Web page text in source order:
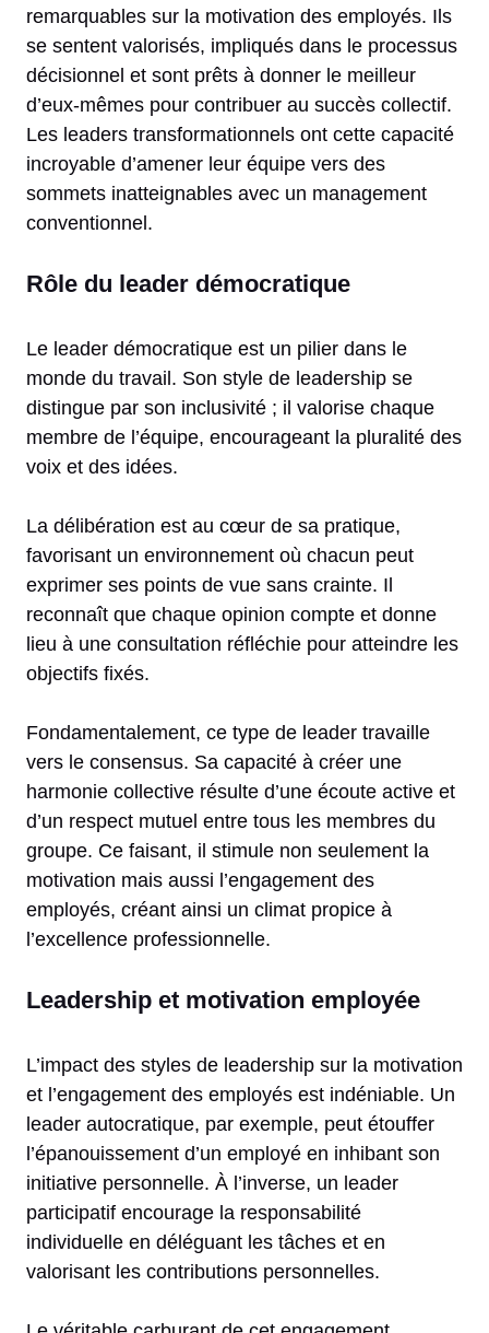
remarquables sur la motivation des employés. Ils
se sentent valorisés, impliqués dans le processus
décisionnel et sont prêts à donner le meilleur
d’eux-mêmes pour contribuer au succès collectif.
Les leaders transformationnels ont cette capacité
incroyable d’amener leur équipe vers des
sommets inatteignables avec un management
conventionnel.
Rôle du leader démocratique
Le leader démocratique est un pilier dans le
monde du travail. Son style de leadership se
distingue par son inclusivité ; il valorise chaque
membre de l’équipe, encourageant la pluralité des
voix et des idées.
La délibération est au cœur de sa pratique,
favorisant un environnement où chacun peut
exprimer ses points de vue sans crainte. Il
reconnaît que chaque opinion compte et donne
lieu à une consultation réfléchie pour atteindre les
objectifs fixés.
Fondamentalement, ce type de leader travaille
vers le consensus. Sa capacité à créer une
harmonie collective résulte d’une écoute active et
d’un respect mutuel entre tous les membres du
groupe. Ce faisant, il stimule non seulement la
motivation mais aussi l’engagement des
employés, créant ainsi un climat propice à
l’excellence professionnelle.
Leadership et motivation employée
L’impact des styles de leadership sur la motivation
et l’engagement des employés est indéniable. Un
leader autocratique, par exemple, peut étouffer
l’épanouissement d’un employé en inhibant son
initiative personnelle. À l’inverse, un leader
participatif encourage la responsabilité
individuelle en déléguant les tâches et en
valorisant les contributions personnelles.